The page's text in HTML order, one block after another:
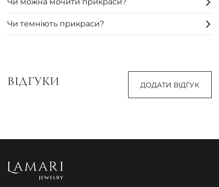
Чи темніють прикраси?
ВІДГУКИ ДОДАТИ ВІДГУК